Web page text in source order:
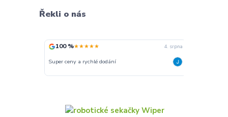
Řekli o nás
100 %★★★★★ 4. srpna
Super ceny a rychlé dodání